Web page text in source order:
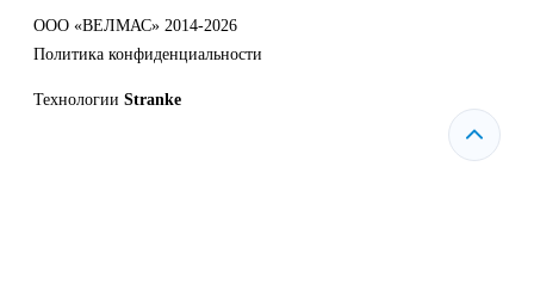
ООО «ВЕЛМАС» 2014-2026
Политика конфиденциальности
Технологии Stranke